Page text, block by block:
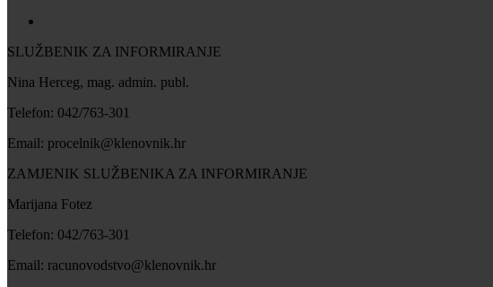
SLUŽBENIK ZA INFORMIRANJE
Nina Herceg, mag. admin. publ.
Telefon: 042/763-301
Email: procelnik@klenovnik.hr
ZAMJENIK SLUŽBENIKA ZA INFORMIRANJE
Marijana Fotez
Telefon: 042/763-301
Email: racunovodstvo@klenovnik.hr